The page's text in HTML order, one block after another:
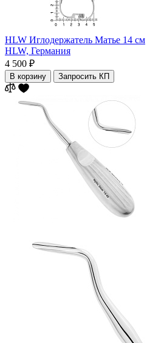
HLW Иглодержатель Матье 14 см
HLW, Германия
4 500 ₽
В корзину Запросить КП